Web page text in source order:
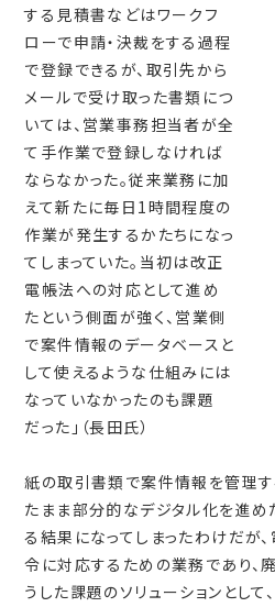
する見積書などはワークフ
ローで申請・決裁をする過程
で登録できるが、取引先から
メールで受け取った書類につ
いては、営業事務担当者が全
て手作業で登録しなければ
ならなかった。従来業務に加
えて新たに毎日1時間程度の
作業が発生するかたちになっ
てしまっていた。当初は改正
電帳法への対応として進め
たという側面が強く、営業側
で案件情報のデータベースと
して使えるような仕組みには
なっていなかったのも課題
だった」（長田氏）
紙の取引書類で案件情報を管理
たまま部分的なデジタル化を進
る結果になってしまったわけだが
令に対応するための業務であり、
うした課題のソリューションとし